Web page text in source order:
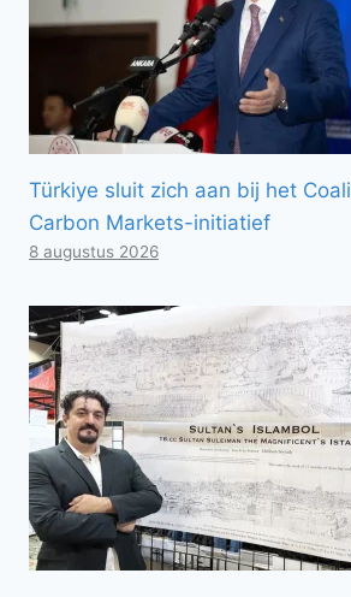
Türkiye sluit zich aan bij het
Carbon Markets-initiatief
8 augustus 2026